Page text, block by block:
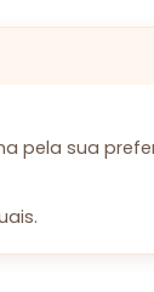
pela sua